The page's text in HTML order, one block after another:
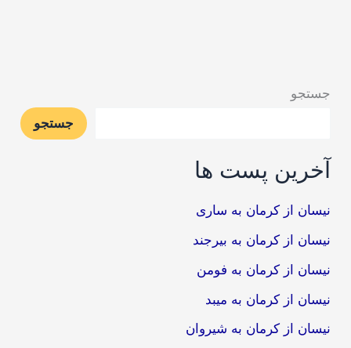
جستجو
جستجو
آخرین پست ها
نیسان از کرمان به ساری
نیسان از کرمان به بیرجند
نیسان از کرمان به فومن
نیسان از کرمان به میبد
نیسان از کرمان به شیروان